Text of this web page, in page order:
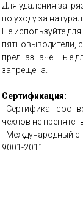
Для удаления
по уходу за
Не используйте
пятновыводители,
предназначенные
запрещена.
Сертификация:
- Сертификат
чехлов не
- Международный
9001-2011